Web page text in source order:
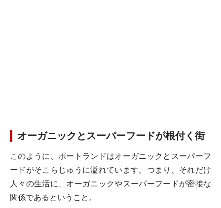
オーガニックとスーパーフードが根付く街
このように、ポートランドはオーガニックとスーパーフ
ードがそこらじゅうに溢れています。つまり、それだけ
人々の生活に、オーガニックやスーパーフードが密接な
関係であるということ。